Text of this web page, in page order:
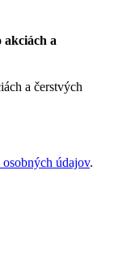
akciách a
a čerstvých
osobných údajov.